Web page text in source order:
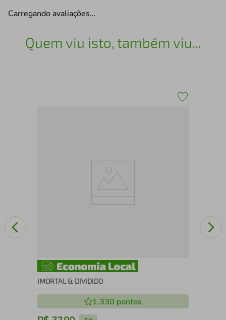
Carregando avaliações…
Quem viu isto, também viu...
IMORTAL & DIVIDIDO
1.330 pontos